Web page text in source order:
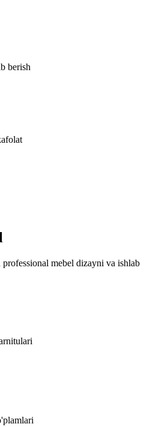
berish
mebel dizayni va ishlab